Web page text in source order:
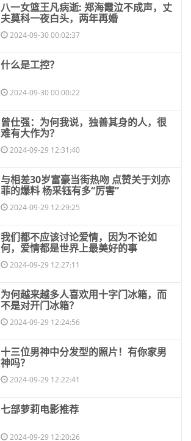
​八一女篮王凡病逝: 郑海霞泣不成声，丈
夫莫科一夜白头，两年再婚
2024-09-30 00:02:37
​什么是工控？
2024-09-30 00:00:22
​曾仕强：为何我说，独善其身的人，很
难有大作为？
2024-09-29 12:31:40
​与相差30岁富豪当街热吻 点赞关于刘亦
菲的爆料 杨采钰有多“厉害”
2024-09-29 12:29:25
​我们都不应该讨论爱情，因为不论如
何，爱情都是世界上最美好的事
2024-09-29 12:27:11
​为何越来越多人喜欢用十字门冰箱，而
不是对开门冰箱？
2024-09-29 12:24:56
​十三位男神中分发型的照片！有你家男
神吗？
2024-09-29 12:22:41
​七部萝莉电影推荐
2024-09-29 12:20:26